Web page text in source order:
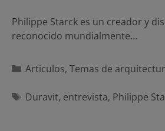
Philippe Starck es un creador y
reconocido mundialmente…
Categorías
Articulos, Temas de
Etiquetas
Duravit, entrevista, Philippe